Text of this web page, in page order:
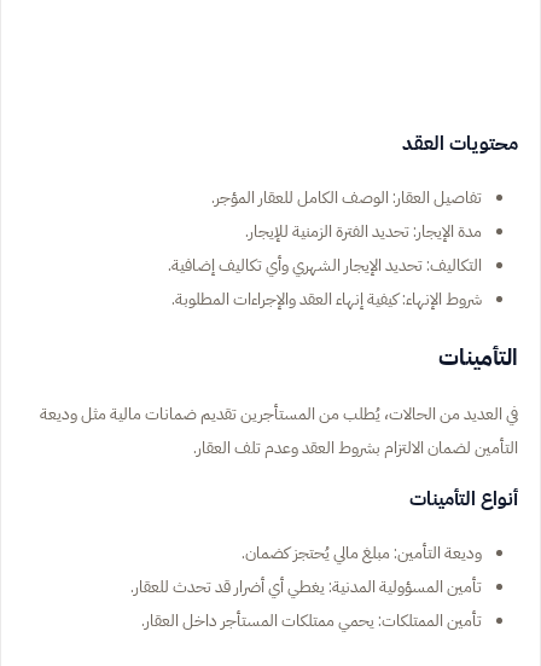
محتويات العقد
تفاصيل العقار: الوصف الكامل للعقار المؤجر.
مدة الإيجار: تحديد الفترة الزمنية للإيجار.
التكاليف: تحديد الإيجار الشهري وأي تكاليف إضافية.
شروط الإنهاء: كيفية إنهاء العقد والإجراءات المطلوبة.
التأمينات
في العديد من الحالات، يُطلب من المستأجرين تقديم ضمانات مالية مثل وديعة
التأمين لضمان الالتزام بشروط العقد وعدم تلف العقار.
أنواع التأمينات
وديعة التأمين: مبلغ مالي يُحتجز كضمان.
تأمين المسؤولية المدنية: يغطي أي أضرار قد تحدث للعقار.
تأمين الممتلكات: يحمي ممتلكات المستأجر داخل العقار.